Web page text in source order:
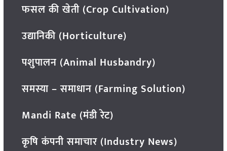
फसल की खेती (Crop Cultivation)
उद्यानिकी (Horticulture)
पशुपालन (Animal Husbandry)
समस्या – समाधान (Farming Solution)
Mandi Rate (मंडी रेट)
कृषि कंपनी समाचार (Industry News)